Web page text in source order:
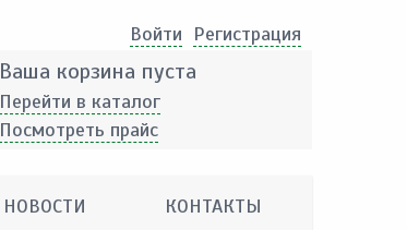
Войти Pегистрация
Ваша корзина пуста
Перейти в каталог
Посмотреть прайс
НОВОСТИ КОНТАКТЫ